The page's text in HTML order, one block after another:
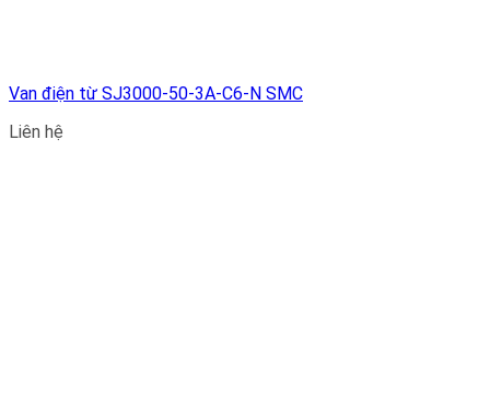
Van điện từ SJ3000-50-3A-C6-N SMC
Liên hệ